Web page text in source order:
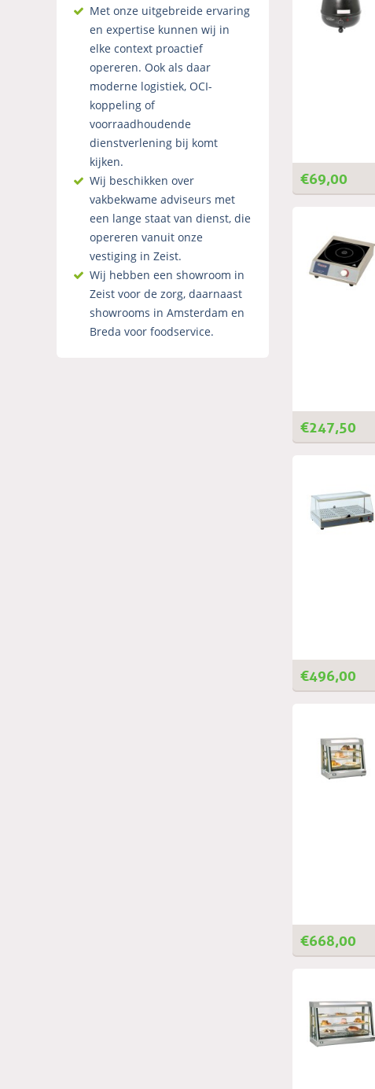
Met onze uitgebreide ervaring
en expertise kunnen wij in
elke context proactief
opereren. Ook als daar
moderne logistiek, OCI-
koppeling of
voorraadhoudende
dienstverlening bij komt
kijken.
Wij beschikken over
vakbekwame adviseurs met
een lange staat van dienst, die
opereren vanuit onze
vestiging in Zeist.
Wij hebben een showroom in
Zeist voor de zorg, daarnaast
showrooms in Amsterdam en
Breda voor foodservice.
€69,00
€247,50
€496,00
€668,00